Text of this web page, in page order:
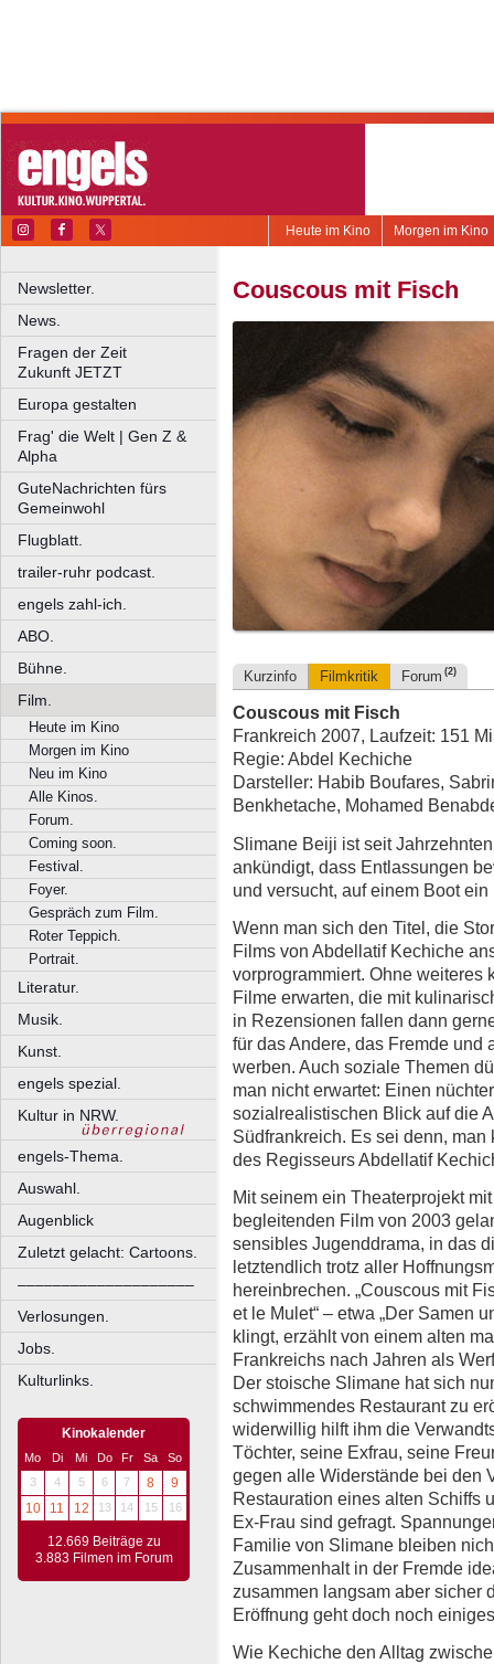
Morgen im Kino
Heute im Kino
Newsletter.
News.
Fragen der Zeit
Zukunft JETZT
Europa gestalten
Frag' die Welt | Gen Z &
Alpha
GuteNachrichten fürs
Gemeinwohl
Flugblatt.
trailer-ruhr podcast.
engels zahl-ich.
ABO.
Bühne.
Film.
Heute im Kino
Morgen im Kino
Neu im Kino
Alle Kinos.
Forum.
Coming soon.
Festival.
Foyer.
Gespräch zum Film.
Roter Teppich.
Portrait.
Literatur.
Musik.
Kunst.
engels spezial.
Kultur in NRW.
engels-Thema.
Auswahl.
Augenblick
Zuletzt gelacht: Cartoons.
––––––––––––––––––––
Verlosungen.
Jobs.
Kulturlinks.
Kinokalender
Mo Di Mi Do Fr Sa
So
3
4 5 6 7 8
9
10
11 12 13 14 15 16
12.669 Beiträge zu
3.883 Filmen im Forum
Couscous mit Fisch
Kurzinfo Filmkritik Forum (2)
Couscous mit Fisch
Frankreich 2007, Laufzeit: 151
Regie: Abdel Kechiche
Darsteller: Habib Boufares,
Benkhetache, Mohamed
Slimane Beiji ist seit
ankündigt, dass Entlassungen
und versucht, auf einem Boot
Wenn man sich den Titel, die
Films von Abdellatif Kechiche
vorprogrammiert. Ohne weiteres
Filme erwarten, die mit
in Rezensionen fallen dann
für das Andere, das Fremde und
werben. Auch soziale Themen
man nicht erwartet: Einen
sozialrealistischen Blick auf die
Südfrankreich. Es sei denn, man
des Regisseurs Abdellatif
Mit seinem ein Theaterprojekt
begleitenden Film von 2003
sensibles Jugenddrama, in das
letztendlich trotz aller
hereinbrechen. „Couscous mit
et le Mulet“ – etwa „Der Samen
klingt, erzählt von einem alten
Frankreichs nach Jahren als
Der stoische Slimane hat sich
schwimmendes Restaurant zu
widerwillig hilft ihm die
Töchter, seine Exfrau, seine
gegen alle Widerstände bei den
Restauration eines alten Schiffs
Ex-Frau sind gefragt.
Familie von Slimane bleiben
Zusammenhalt in der Fremde
zusammen langsam aber sicher
Eröffnung geht doch noch
Wie Kechiche den Alltag